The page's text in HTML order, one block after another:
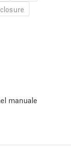
manuale